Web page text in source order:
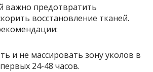
важно предотвратить
восстановление тканей.
и не массировать зону уколов в
24-48 часов.